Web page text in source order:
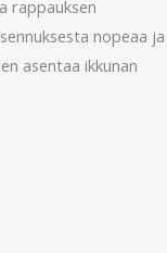
rappauksen
nopeaa ja
asentaa ikkunan